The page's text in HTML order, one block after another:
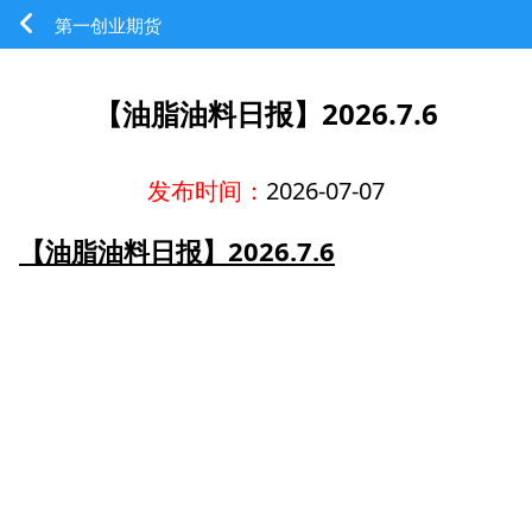
第一创业期货
【油脂油料日报】2026.7.6
发布时间： 2026-07-07
【油脂油料日报】2026.7.6